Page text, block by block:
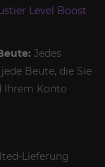
Level Boost
Jedes
Beute, die Sie
Ihrem Konto
Lieferung